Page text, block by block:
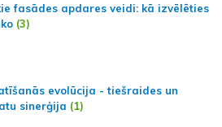
fasādes apdares veidi: kā izvēlēties
(3)
evolūcija - tiešraides un
sinerģija (1)